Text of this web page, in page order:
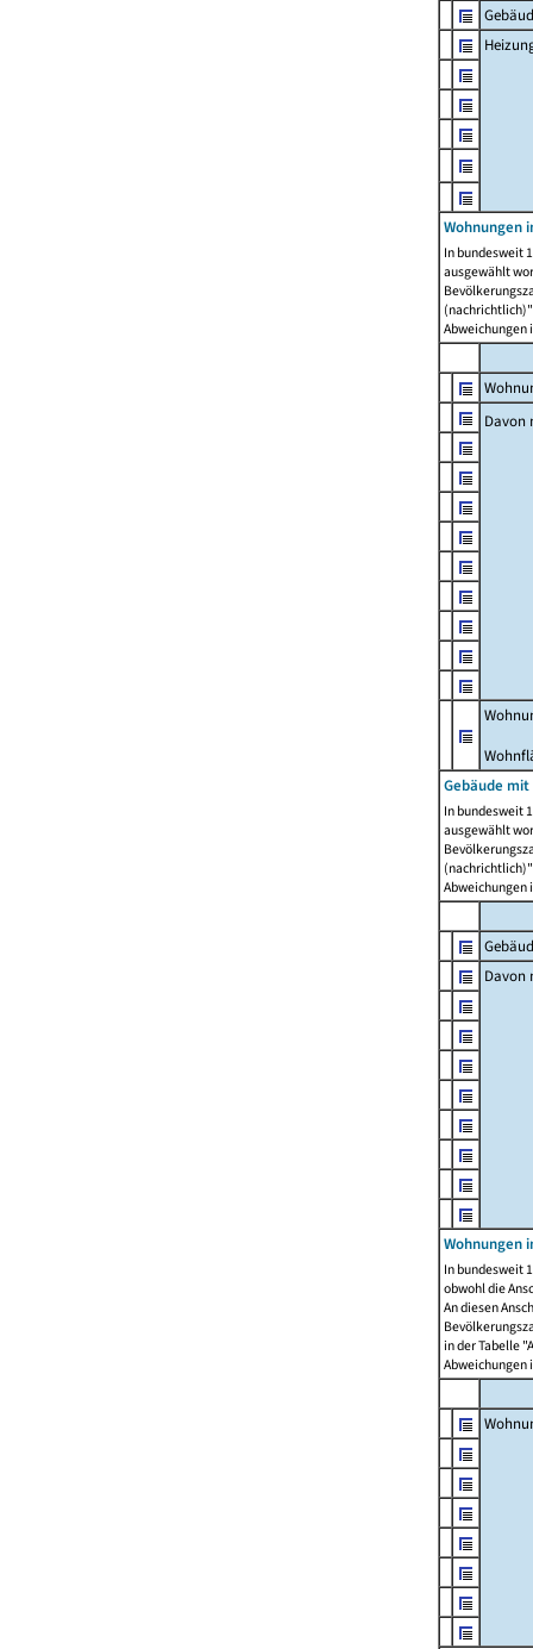
Wohnungen
In bundesweit
ausgewählt
Abweichungen
Davon
Gebäude
In bundesweit
ausgewählt
Abweichungen
Davon
Wohnungen
In bundesweit
obwohl die
An diesen
in der Tabelle
Abweichungen